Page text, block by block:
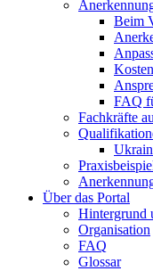
Beim
FAQ
Fachkräfte
Über das Portal
Hintergrund
Organisation
FAQ
Glossar